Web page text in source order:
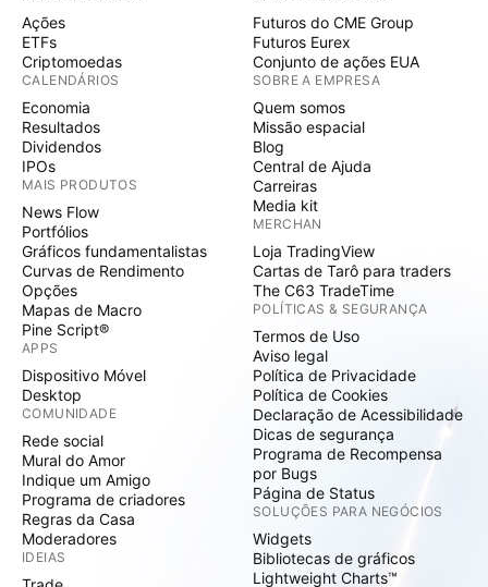
Ações
ETFs
Criptomoedas
CALENDÁRIOS
Economia
Resultados
Dividendos
IPOs
MAIS PRODUTOS
News Flow
Portfólios
Gráficos fundamentalistas
Curvas de Rendimento
Opções
Mapas de Macro
Pine Script®
APPS
Dispositivo Móvel
Desktop
COMUNIDADE
Rede social
Mural do Amor
Indique um Amigo
Programa de criadores
Regras da Casa
Moderadores
IDEIAS
Futuros do CME Group
Futuros Eurex
Conjunto de ações EUA
SOBRE A EMPRESA
Quem somos
Missão espacial
Blog
Central de Ajuda
Carreiras
Media kit
MERCHAN
Loja TradingView
Cartas de Tarô para traders
The C63 TradeTime
POLÍTICAS & SEGURANÇA
Termos de Uso
Aviso legal
Política de Privacidade
Política de Cookies
Declaração de Acessibilidade
Dicas de segurança
Programa de Recompensa
por Bugs
Página de Status
SOLUÇÕES PARA NEGÓCIOS
Widgets
Bibliotecas de gráficos
Lightweight Charts™